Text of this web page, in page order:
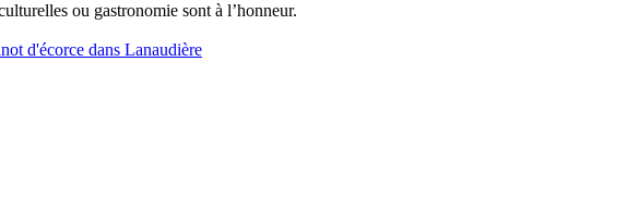
ou gastronomie sont à l’honneur.